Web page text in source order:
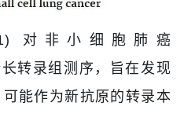
对非小细胞肺癌
转录组测序，旨在发现
能作为新抗原的转录本